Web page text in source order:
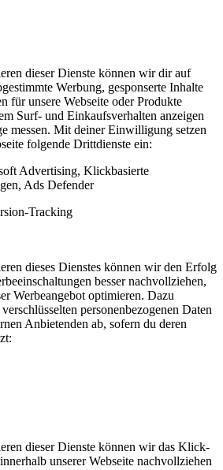
dieser Dienste können wir dir auf
Werbung, gesponserte Inhalte
für unsere Webseite oder Produkte
Surf- und Einkaufsverhalten anzeigen
messen. Mit deiner Einwilligung setzen
folgende Drittdienste ein:
Advertising, Klickbasierte
Ads Defender
Tracking
dieses Dienstes können wir den Erfolg
besser nachvollziehen,
Werbeangebot optimieren. Dazu
personenbezogenen Daten
Anbietenden ab, sofern du deren
dieser Dienste können wir das Klick-
unserer Webseite nachvollziehen